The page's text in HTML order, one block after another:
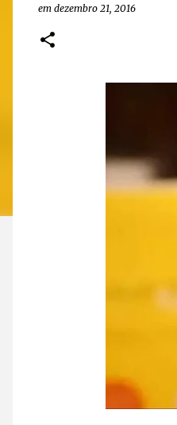
em dezembro 21, 2016